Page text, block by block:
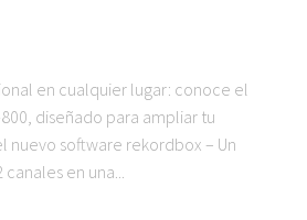
en cualquier lugar: conoce el
diseñado para ampliar tu
nuevo software rekordbox – Un
en una...